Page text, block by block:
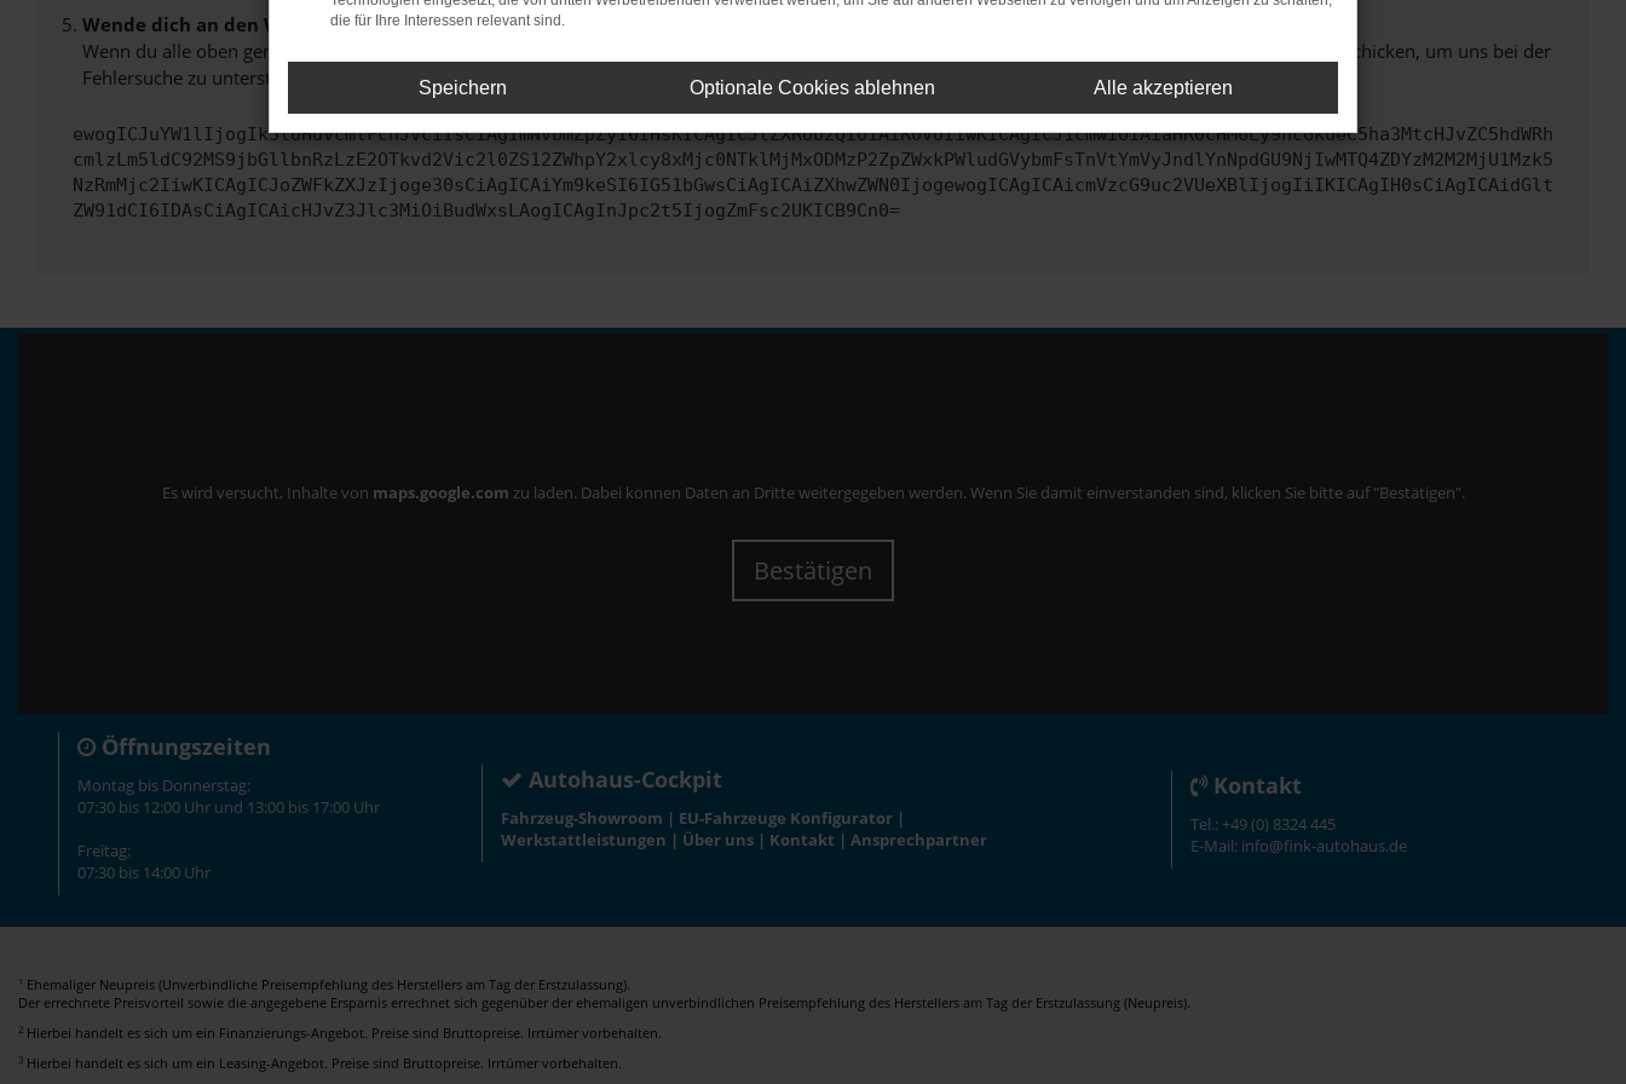
Wende dich an den Webseitenbetreiber.
Wenn du alle oben genannten Schritte versucht hast, kontaktiere uns bitte. Wir werden versuchen, das Problem zu beheben. Du kannst uns diesen Text schicken, um uns bei der
Fehlersuche zu unterstützen:
ewogICJuYW1lIjogIk5ldHdvcmtFcnJvciIsCiAgImNvbmZpZyI6IHsKICAgICJtZXRob2QiOiAiR0VUIiwKICAgICJ1cmwiOiAiaHR0cHM6Ly9hcGkueC5ha3MtcHJvZC5hdWRh
cmlzLm5ldC92MS9jbGllbnRzLzE2OTkvd2Vic2l0ZS12ZWhpY2xlcy8xMjc0NTklMjMxODMzP2ZpZWxkPWludGVybmFsTnVtYmVyJndlYnNpdGU9NjIwMTQ4ZDYzM2M2MjU1Mzk5
NzRmMjc2IiwKICAgICJoZWFkZXJzIjoge30sCiAgICAiYm9keSI6IG51bGwsCiAgICAiZXhwZWN0IjogewogICAgICAicmVzcG9uc2VUeXBlIjogIiIKICAgIH0sCiAgICAidGlt
ZW91dCI6IDAsCiAgICAicHJvZ3Jlc3MiOiBudWxsLAogICAgInJpc2t5IjogZmFsc2UKICB9Cn0=
Es wird versucht, Inhalte von maps.google.com zu laden. Dabei können Daten an Dritte weitergegeben werden. Wenn Sie damit einverstanden sind, klicken Sie bitte auf "Bestätigen".
Bestätigen
Öffnungszeiten
Montag bis Donnerstag:
07:30 bis 12:00 Uhr und 13:00 bis 17:00 Uhr
Freitag:
07:30 bis 14:00 Uhr
Autohaus-Cockpit
Fahrzeug-Showroom | EU-Fahrzeuge Konfigurator |
Werkstattleistungen | Über uns | Kontakt |Ansprechpartner
Kontakt
Tel.: +49 (0) 8324 445
E-Mail: info@fink-autohaus.de
1 Ehemaliger Neupreis (Unverbindliche Preisempfehlung des Herstellers am Tag der Erstzulassung).
Der errechnete Preisvorteil sowie die angegebene Ersparnis errechnet sich gegenüber der ehemaligen unverbindlichen Preisempfehlung des Herstellers am Tag der Erstzulassung (Neupreis).
2 Hierbei handelt es sich um ein Finanzierungs-Angebot. Preise sind Bruttopreise. Irrtümer vorbehalten.
3 Hierbei handelt es sich um ein Leasing-Angebot. Preise sind Bruttopreise. Irrtümer vorbehalten.
die für Ihre Interessen relevant sind.
Speichern Optionale Cookies ablehnen Alle akzeptieren